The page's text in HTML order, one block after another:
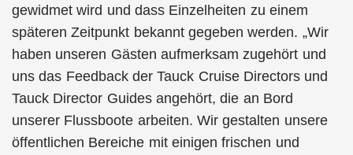
gewidmet wird und dass Einzelheiten zu einem
späteren Zeitpunkt bekannt gegeben werden. „Wir
haben unseren Gästen aufmerksam zugehört und
uns das Feedback der Tauck Cruise Directors und
Tauck Director Guides angehört, die an Bord
unserer Flussboote arbeiten. Wir gestalten unsere
öffentlichen Bereiche mit einigen frischen und